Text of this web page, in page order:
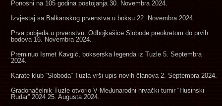
Ponosni na 105 godina postojanja 30. Novembra 2024.
Izvjestaj sa Balkanskog prvenstva u boksu 22. Novembra 2024.
Prva pobjeda u prvenstvu: Odbojkašice Slobode preokretom do prvih
bodova 16. Novembra 2024.
Preminuo Ismet Kavgić, bokserska legenda iz Tuzle 5. Septembra
2024.
Karate klub ˝Sloboda˝ Tuzla vrši upis novih članova 2. Septembra 2024.
Gradonačelnik Tuzle otvorio V Međunarodni hrvački turnir “Husinski
Rudar” 2024 25. Augusta 2024.